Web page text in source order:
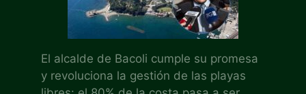
El alcalde de Bacoli cumple su promesa
y revoluciona la gestión de las playas